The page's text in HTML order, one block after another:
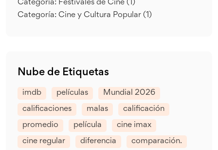
Categoría: Festivales de Cine (1)
Categoría: Cine y Cultura Popular (1)
Nube de Etiquetas
imdb películas Mundial 2026
calificaciones malas calificación
promedio película cine imax
cine regular diferencia comparación.